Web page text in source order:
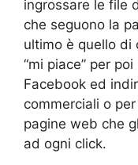
ingrossare le file
che seguono la
ultimo è quello di
“mi piace” per
Facebook ed
commerciali o
pagine web che
ad ogni click.